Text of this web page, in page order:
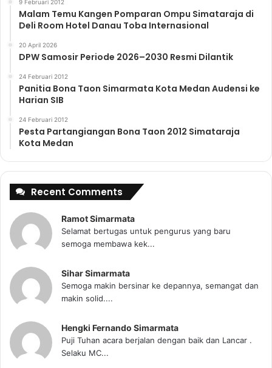
9 Februari 2012
Malam Temu Kangen Pomparan Ompu Simataraja di
Deli Room Hotel Danau Toba Internasional
20 April 2026
DPW Samosir Periode 2026–2030 Resmi Dilantik
24 Februari 2012
Panitia Bona Taon Simarmata Kota Medan Audensi ke
Harian SIB
24 Februari 2012
Pesta Partangiangan Bona Taon 2012 Simataraja
Kota Medan
Recent Comments
Ramot Simarmata
Selamat bertugas untuk pengurus yang baru
semoga membawa kek...
Sihar Simarmata
Semoga makin bersinar ke depannya, semangat dan
makin solid....
Hengki Fernando Simarmata
Puji Tuhan acara berjalan dengan baik dan Lancar .
Selaku MC...